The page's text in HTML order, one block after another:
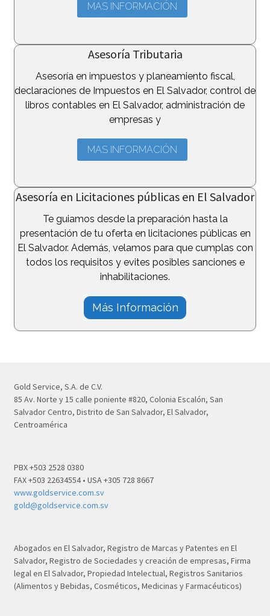
MAS INFORMACIÓN
Asesoría Tributaria
Asesoría en impuestos y planeamiento fiscal,
declaraciones de Impuestos en El Salvador, control de
libros contables en El Salvador, administración de
empresas y
MAS INFORMACIÓN
Asesoría en Licitaciones públicas en El Salvador
Te guiamos desde la preparación hasta la
presentación de tu oferta en licitaciones públicas en
El Salvador. Además, velamos para que cumplas con
todos los requisitos y evites posibles sanciones e
inhabilitaciones.
Más Información
Gold Service, S.A. de C.V.
85 Av. Norte y 15 calle poniente #820, Colonia Escalón, San
Salvador Centro, Distrito de San Salvador, El Salvador,
Centroamérica
PBX +503 2528 0380
FAX +503 22634554 • USA +305 728 8667
www.goldservice.com.sv
gold@goldservice.com.sv
Abogados en El Salvador, Registro de Marcas y Patentes en El
Salvador, Registro de Sociedades y creación de empresas, Firma
legal en El Salvador, Propiedad Intelectual, Registros Sanitarios
(Alimentos y Bebidas, Cosméticos, Medicinas y Farmacéuticos)